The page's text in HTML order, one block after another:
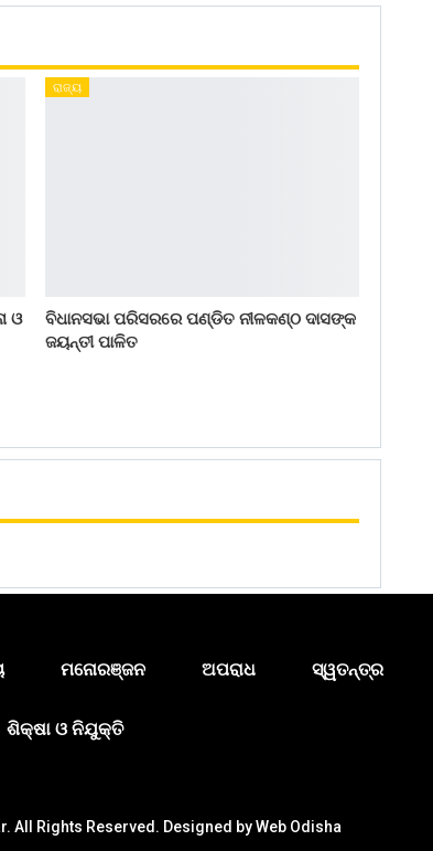
ଓ
ରାଜ୍ୟ
ବିଧାନସଭା ପରିସରରେ ପଣ୍ଡିତ ନୀଳକଣ୍ଠ ଦାସଙ୍କ
ଜୟନ୍ତୀ ପାଳିତ
ମନୋରଞ୍ଜନ ଅପରାଧ ସ୍ୱତନ୍ତ୍ର
ଶିକ୍ଷା ଓ ନିଯୁକ୍ତି
All Rights Reserved. Designed byWeb Odisha